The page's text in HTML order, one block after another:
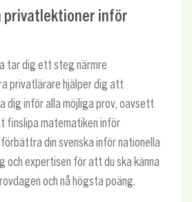
privatlektioner inför
tar dig ett steg närmre
privatlärare hjälper dig att
inför alla möjliga prov, oavsett
finslipa matematiken inför
din svenska inför nationella
och expertisen för att du ska känna
och nå högsta poäng.